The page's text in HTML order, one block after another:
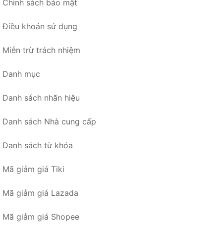
Chính sách bảo mật
Điều khoản sử dụng
Miễn trừ trách nhiệm
Danh mục
Danh sách nhãn hiệu
Danh sách Nhà cung cấp
Danh sách từ khóa
Mã giảm giá Tiki
Mã giảm giá Lazada
Mã giảm giá Shopee